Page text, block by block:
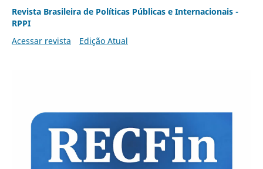
Revista Brasileira de Políticas Públicas e Internacionais -
RPPI
Acessar revista
Edição Atual